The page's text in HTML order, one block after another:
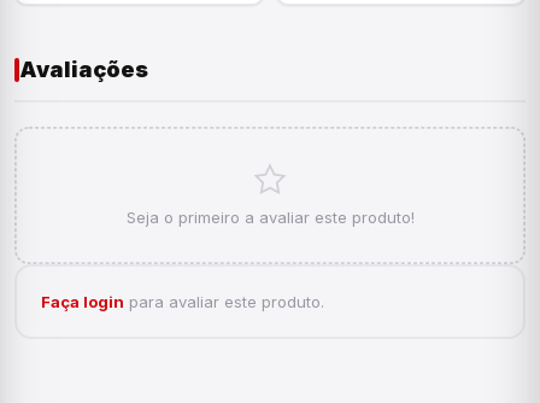
Avaliações
Seja o primeiro a avaliar este produto!
Faça login para avaliar este produto.